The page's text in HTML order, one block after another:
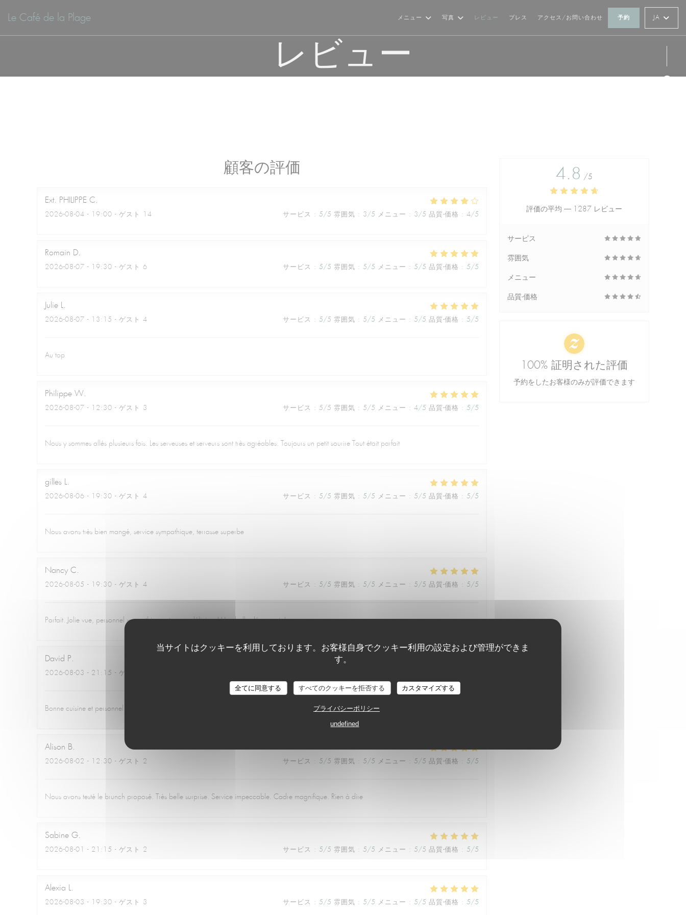
当サイトはクッキーを利用しております。お客様自身でクッキー利用の設定および管理ができま
す。
全てに同意する すべてのクッキーを拒否する カスタマイズする
プライバシーポリシー
undefined
Le Café de la Plage メニュー 写真 レビュー プレス アクセス/お問い合わせ 予約 JA
レビュー
顧客の評価
Ext. PHILIPPE C
2026-08-04 - 19:00 - ゲスト 14 サービス : 5/5 雰囲気 : 3/5 メニュー : 3/5 品質-価格 : 4/5
Romain D
2026-08-07 - 19:30 - ゲスト 6 サービス : 5/5 雰囲気 : 5/5 メニュー : 5/5 品質-価格 : 5/5
Julie L
2026-08-07 - 13:15 - ゲスト 4 サービス : 5/5 雰囲気 : 5/5 メニュー : 5/5 品質-価格 : 5/5
Au top
Philippe W
2026-08-07 - 12:30 - ゲスト 3 サービス : 5/5 雰囲気 : 5/5 メニュー : 4/5 品質-価格 : 5/5
Nous y sommes allés plusieurs fois. Les serveuses et serveurs sont très agréables. Toujours un petit sourire Tout était parfait
gilles L
2026-08-06 - 19:30 - ゲスト 4 サービス : 5/5 雰囲気 : 5/5 メニュー : 5/5 品質-価格 : 5/5
Nous avons très bien mangé, service sympathique, terrasse superbe
Nancy C
2026-08-05 - 19:30 - ゲスト 4 サービス : 5/5 雰囲気 : 5/5 メニュー : 5/5 品質-価格 : 5/5
Parfait. Jolie vue, personnel sympathique et repas délicieux! Une belle découverte!
David P
2026-08-03 - 21:15 - ゲスト 2
Bonne cuisine et personnel accueillant !
Alison B
2026-08-02 - 12:30 - ゲスト 2 サービス 5/5 雰囲気 5/5 メニュー 5/5 品質-価格 5/5
Nous avons testé le brunch proposé. Très belle surprise. Service impeccable. Cadre magnifique. Rien à dire
Sabine G
2026-08-01 - 21:15 - ゲスト 2 サービス : 5/5 雰囲気 : 5/5 メニュー : 5/5 品質-価格 : 5/5
Alexia L
2026-08-03 - 19:30 - ゲスト 3 サービス : 5/5 雰囲気 : 5/5 メニュー : 5/5 品質-価格 : 5/5
4.8 /5
評価の平均 — 1287 レビュー
サービス
雰囲気
メニュー
品質-価格
100% 証明された評価
予約をしたお客様のみが評価できます
Le Café de la Plage